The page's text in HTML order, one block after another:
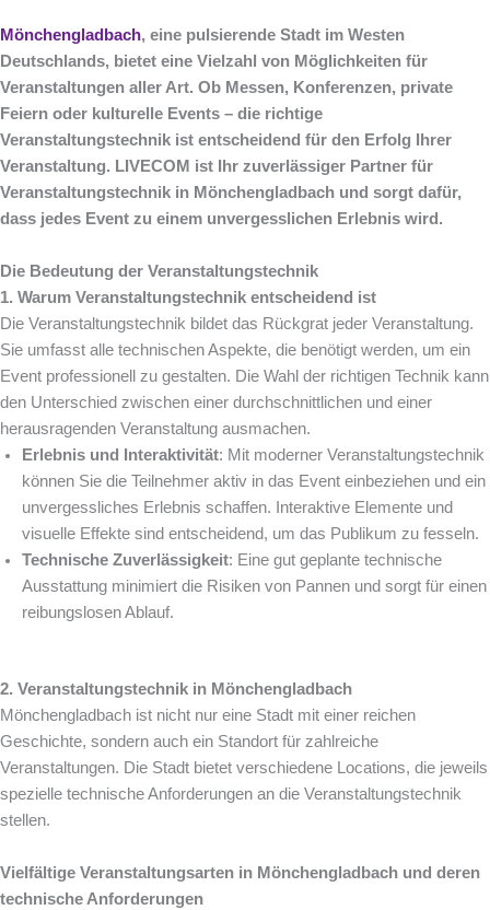
Mönchengladbach, eine pulsierende Stadt im Westen
Deutschlands, bietet eine Vielzahl von Möglichkeiten für
Veranstaltungen aller Art. Ob Messen, Konferenzen, private
Feiern oder kulturelle Events – die richtige
Veranstaltungstechnik ist entscheidend für den Erfolg Ihrer
Veranstaltung. LIVECOM ist Ihr zuverlässiger Partner für
Veranstaltungstechnik in Mönchengladbach und sorgt dafür,
dass jedes Event zu einem unvergesslichen Erlebnis wird.
Die Bedeutung der Veranstaltungstechnik
1. Warum Veranstaltungstechnik entscheidend ist
Die Veranstaltungstechnik bildet das Rückgrat jeder Veranstaltung.
Sie umfasst alle technischen Aspekte, die benötigt werden, um ein
Event professionell zu gestalten. Die Wahl der richtigen Technik kann
den Unterschied zwischen einer durchschnittlichen und einer
herausragenden Veranstaltung ausmachen.
Erlebnis und Interaktivität: Mit moderner Veranstaltungstechnik
können Sie die Teilnehmer aktiv in das Event einbeziehen und ein
unvergessliches Erlebnis schaffen. Interaktive Elemente und
visuelle Effekte sind entscheidend, um das Publikum zu fesseln.
Technische Zuverlässigkeit: Eine gut geplante technische
Ausstattung minimiert die Risiken von Pannen und sorgt für einen
reibungslosen Ablauf.
2. Veranstaltungstechnik in Mönchengladbach
Mönchengladbach ist nicht nur eine Stadt mit einer reichen
Geschichte, sondern auch ein Standort für zahlreiche
Veranstaltungen. Die Stadt bietet verschiedene Locations, die jeweils
spezielle technische Anforderungen an die Veranstaltungstechnik
stellen.
Vielfältige Veranstaltungsarten in Mönchengladbach und deren
technische Anforderungen